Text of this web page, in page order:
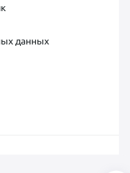
данных
ИНН 7300037854,